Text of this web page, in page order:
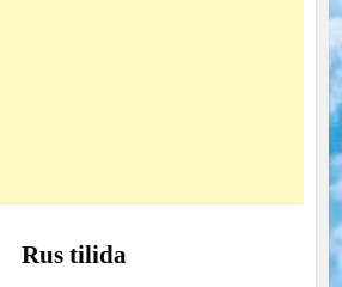
Rus tilida